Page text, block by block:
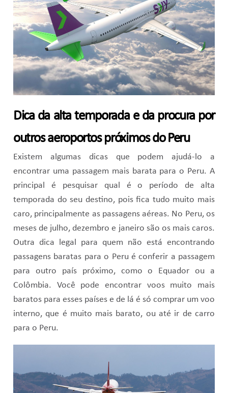
Dica da alta temporada e da procura por
outros aeroportos próximos do Peru
Existem algumas dicas que podem ajudá-lo a
encontrar uma passagem mais barata para o Peru. A
principal é pesquisar qual é o período de alta
temporada do seu destino, pois fica tudo muito mais
caro, principalmente as passagens aéreas. No Peru, os
meses de julho, dezembro e janeiro são os mais caros.
Outra dica legal para quem não está encontrando
passagens baratas para o Peru é conferir a passagem
para outro país próximo, como o Equador ou a
Colômbia. Você pode encontrar voos muito mais
baratos para esses países e de lá é só comprar um voo
interno, que é muito mais barato, ou até ir de carro
para o Peru.